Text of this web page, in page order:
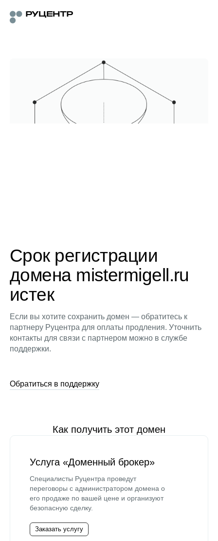
Срок регистрации
домена mistermigell.ru
истек
Если вы хотите сохранить домен — обратитесь к
партнеру Руцентра для оплаты продления. Уточнить
контакты для связи с партнером можно в службе
поддержки.
Обратиться в поддержку
Как получить этот домен
Услуга «Доменный брокер»
Специалисты Руцентра проведут
переговоры с администратором домена о
его продаже по вашей цене и организуют
безопасную сделку.
Заказать услугу